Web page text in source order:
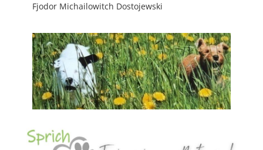
Fjodor Michailowitch Dostojewski